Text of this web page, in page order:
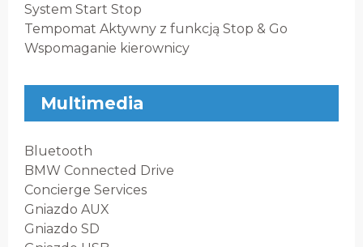
System Start Stop
Tempomat Aktywny z funkcją Stop & Go
Wspomaganie kierownicy
Multimedia
Bluetooth
BMW Connected Drive
Concierge Services
Gniazdo AUX
Gniazdo SD